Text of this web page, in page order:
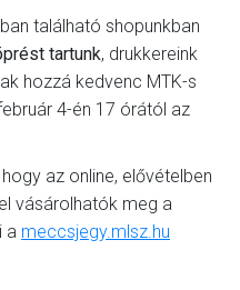
található shopunkban
tartunk, drukkereink
hozzá kedvenc MTK-s
4-én 17 órától az
az online, elővételben
vásárolhatók meg a
a meccsjegy.mlsz.hu